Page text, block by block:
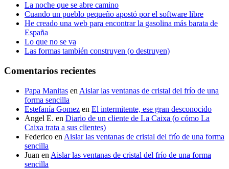
La noche que se abre camino
Cuando un pueblo pequeño apostó por el software libre
He creado una web para encontrar la gasolina más barata de
España
Lo que no se va
Las formas también construyen (o destruyen)
Comentarios recientes
Papa Manitas en Aislar las ventanas de cristal del frío de una
forma sencilla
Estefanía Gomez en El intermitente, ese gran desconocido
Angel E. en Diario de un cliente de La Caixa (o cómo La
Caixa trata a sus clientes)
Federico en Aislar las ventanas de cristal del frío de una forma
sencilla
Juan en Aislar las ventanas de cristal del frío de una forma
sencilla